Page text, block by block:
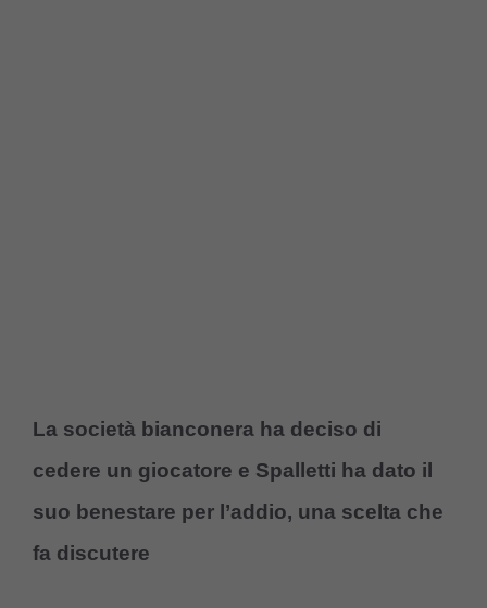
La società bianconera ha deciso di
cedere un giocatore e Spalletti ha dato il
suo benestare per l’addio, una scelta che
fa discutere